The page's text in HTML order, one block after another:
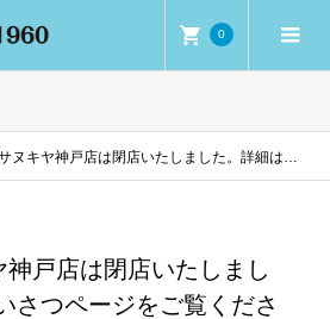
0
ヤ神戸店は閉店いたしました。詳細はごあいさつページをご覧ください。
神戸店は閉店いたしまし
さつページをご覧くださ